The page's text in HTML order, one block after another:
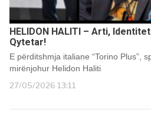
HELIDON HALITI – Arti,
Qytetar!
E përditshmja italiane “Torino Plus”,
mirënjohur Helidon Haliti
27/05/2026 13:11